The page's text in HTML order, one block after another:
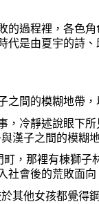
過程裡，各色角
是由夏宇的詩
間的模糊地帶，
冷靜述說眼下
漢子之間的模糊
，那裡有棟獅子
會後的荒敗面向
他女孩都覺得